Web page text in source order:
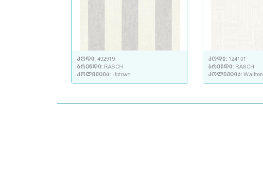
კოდი: 402919
ბრენდი: RASCH
კოლექცია: Uptown
კოდი: 124101
ბრენდი: RASCH
კოლექცია: Wallton